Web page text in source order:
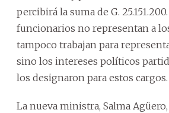
percibirá la suma de G.
funcionarios no representan a
tampoco trabajan para
sino los intereses políticos
los designaron para estos cargos.
La nueva ministra, Salma